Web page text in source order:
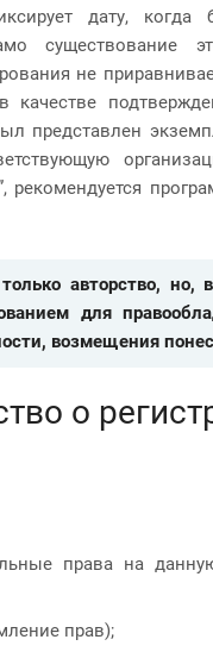
дату, когда
существование
не
качестве
представлен
рекомендуется
авторство, но,
для
возмещения
о
права на
прав);